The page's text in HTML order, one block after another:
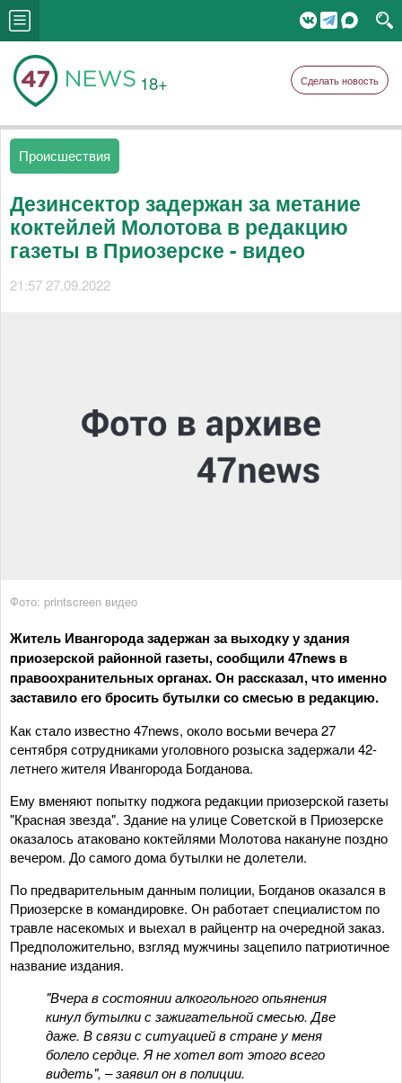
18+ Сделать новость
Происшествия
Дезинсектор задержан за метание
коктейлей Молотова в редакцию
газеты в Приозерске - видео
21:57 27.09.2022
Фото: printscreen видео
Житель Ивангорода задержан за выходку у здания
приозерской районной газеты, сообщили 47news в
правоохранительных органах. Он рассказал, что именно
заставило его бросить бутылки со смесью в редакцию.
Как стало известно 47news, около восьми вечера 27
сентября сотрудниками уголовного розыска задержали 42-
летнего жителя Ивангорода Богданова.
Ему вменяют попытку поджога редакции приозерской газеты
"Красная звезда". Здание на улице Советской в Приозерске
оказалось атаковано коктейлями Молотова накануне поздно
вечером. До самого дома бутылки не долетели.
По предварительным данным полиции, Богданов оказался в
Приозерске в командировке. Он работает специалистом по
травле насекомых и выехал в райцентр на очередной заказ.
Предположительно, взгляд мужчины зацепило патриотичное
название издания.
"Вчера в состоянии алкогольного опьянения
кинул бутылки с зажигательной смесью. Две
даже. В связи с ситуацией в стране у меня
болело сердце. Я не хотел вот этого всего
видеть", – заявил он в полиции.